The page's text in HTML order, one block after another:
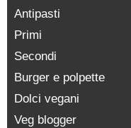
Antipasti
Primi
Secondi
Burger e polpette
Dolci vegani
Veg blogger